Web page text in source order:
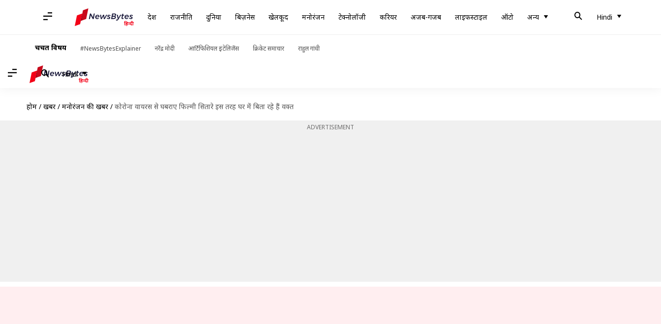
देश राजनीति दुनिया बिज़नेस खेलकूद मनोरंजन टेक्नोलॉजी करियर अजब-गजब लाइफस्टाइल ऑटो अन्य Hindi
चर्चित विषय #NewsBytesExplainer नरेंद्र मोदी आर्टिफिशियल इंटेलिजेंस क्रिकेट समाचार राहुल गांधी
Hindi
होम / खबरें / मनोरंजन की खबरें / कोरोना वायरस से घबराए फिल्मी सितारे इस तरह घर में बिता रहे हैं वक्त
ADVERTISEMENT